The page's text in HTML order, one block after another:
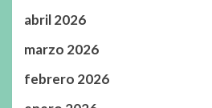
abril 2026
marzo 2026
febrero 2026